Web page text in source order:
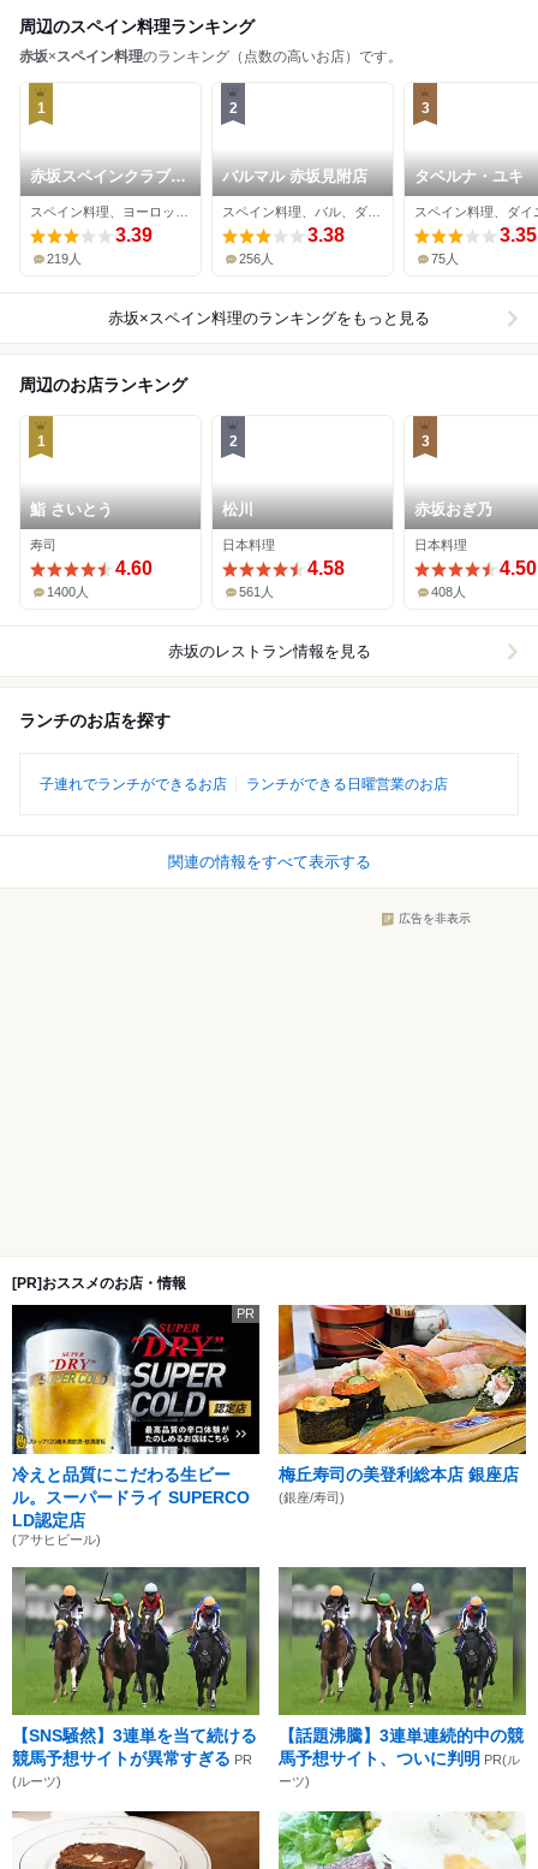
周辺のスペイン料理ランキング
赤坂×スペイン料理のランキング（点数の高いお店）です。
1
赤坂スペインクラブ
アラ
3.39
219人
2
バルマル 赤坂見附店
3.38
256人
3
タベルナ・ユキ
3.35
75人
赤坂×スペイン料理のランキングをもっと見る
周辺のお店ランキング
1
鮨 さいとう
寿司
4.60
1400人
2
松川
日本料理
4.58
561人
3
赤坂おぎ乃
日本料理
4.50
408人
赤坂のレストラン情報を見る
ランチのお店を探す
子連れでランチができるお店 ランチができる日曜営業のお店
関連の情報をすべて表示する
広告を非表示
[PR]おススメのお店・情報
PR
冷えと品質にこだわる生ビー
ル。スーパードライ SUPERCO
LD認定店
(アサヒビール)
梅丘寿司の美登利総本店 銀座店
(銀座/寿司)
【SNS騒然】3連単を当て続ける
競馬予想サイトが異常すぎる PR
(ルーツ)
【話題沸騰】3連単連続的中の競
馬予想サイト、ついに判明 PR(ル
ーツ)